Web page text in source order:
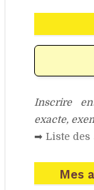
Inscrire
exacte,
➡ Liste des
Mes